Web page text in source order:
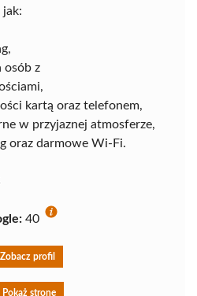
osób z
kartą oraz telefonem,
w przyjaznej atmosferze,
oraz darmowe Wi-Fi.
40
Zobacz profil
Pokaż stronę